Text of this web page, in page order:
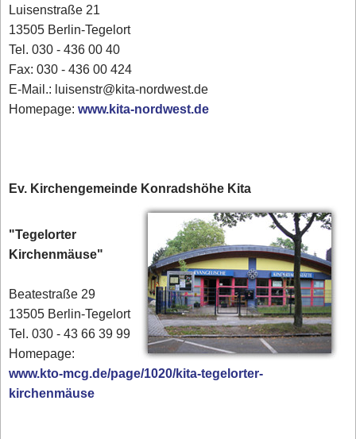
Luisenstraße 21
13505 Berlin-Tegelort
Tel. 030 - 436 00 40
Fax: 030 - 436 00 424
E-Mail.: luisenstr@kita-nordwest.de
Homepage:www.kita-nordwest.de
Ev. Kirchengemeinde Konradshöhe Kita
"Tegelorter
Kirchenmäuse"
Beatestraße 29
13505 Berlin-Tegelort
Tel. 030 - 43 66 39 99‎
Homepage:
www.kto-mcg.de/page/1020/kita-tegelorter-
kirchenmäuse